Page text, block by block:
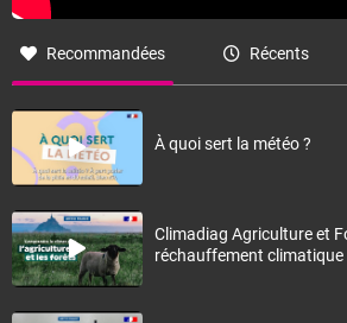
Recommandées Récents
À quoi sert la météo ?
Climadiag Agriculture et
réchauffement climatique